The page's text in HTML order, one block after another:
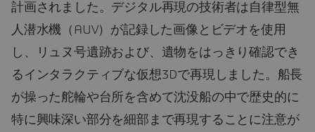
計画されました。デジタル再現の技術者は自律型無
人潜水機（AUV）が記録した画像とビデオを使用
し、リュヌ号遺跡および、遺物をはっきり確認でき
るインタラクティブな仮想3Dで再現しました。船長
が操った舵輪や台所を含めて沈没船の中で歴史的に
特に興味深い部分を細部まで再現することに注意が